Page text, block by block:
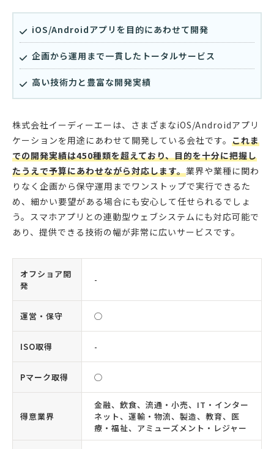
iOS/Androidアプリを目的にあわせて開発
企画から運用まで一貫したトータルサービス
高い技術力と豊富な開発実績
株式会社イーディーエーは、さまざまなiOS/Androidアプリ
ケーションを用途にあわせて開発している会社です。 これま
での開発実績は450種類を超えており、目的を十分に把握し
たうえで予算にあわせながら対応します。業界や業種に関わ
りなく企画から保守運用までワンストップで実行できるた
め、細かい要望がある場合にも安心して任せられるでしょ
う。スマホアプリとの連動型ウェブシステムにも対応可能で
あり、提供できる技術の幅が非常に広いサービスです。
オフショア開
発
-
運営・保守 ◯
ISO取得 -
Pマーク取得 ◯
得意業界
金融、飲食、流通・小売、IT・インター
ネット、運輸・物流、製造、教育、医
療・福祉、アミューズメント・レジャー